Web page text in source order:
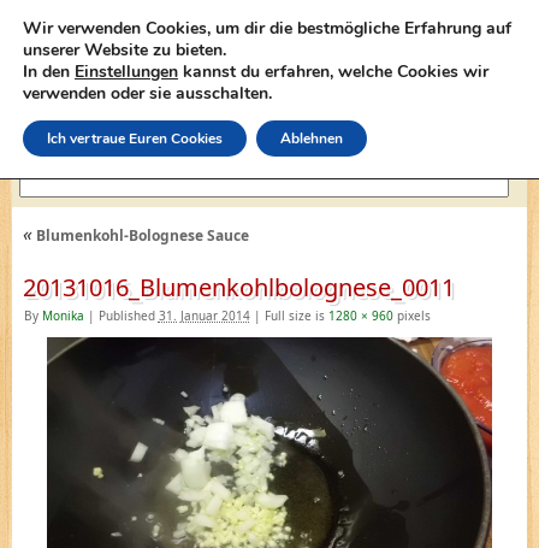
lasagne-rezepte.net
«Blumenkohl-Bolognese Sauce
20131016_Blumenkohlbolognese_0011
By Monika | Published 31. Januar 2014 | Full size is 1280 × 960pixels
Wir verwenden Cookies, um dir die bestmögliche Erfahrung auf
unserer Website zu bieten.
In den Einstellungen kannst du erfahren, welche Cookies wir
verwenden oder sie ausschalten.
Ich vertraue Euren Cookies Ablehnen